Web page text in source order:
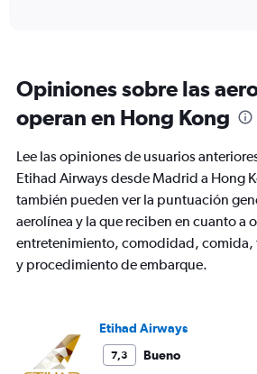
categories.
chart
1
Y
axis
displaying
Number
of
flights.
Opiniones sobre las
operan en Hong Kong
Lee las opiniones de usuarios
Etihad Airways desde Madrid a Hong
también pueden ver la puntuación
aerolínea y la que reciben en cuanto a
entretenimiento, comodidad,
y procedimiento de embarque.
Etihad Airways
7,3
Bueno